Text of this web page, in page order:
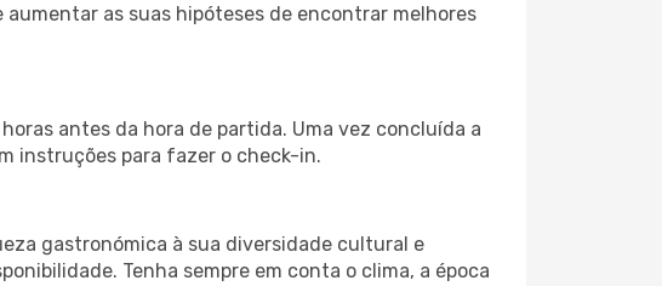
as suas hipóteses de encontrar melhores
antes da hora de partida. Uma vez concluída a
instruções para fazer o check-in.
gastronómica à sua diversidade cultural e
Tenha sempre em conta o clima, a época